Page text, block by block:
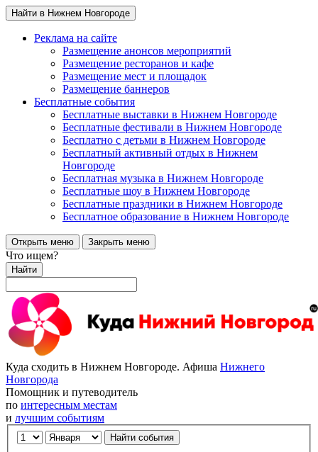
Найти в Нижнем Новгороде
Реклама на сайте
Размещение анонсов мероприятий
Размещение ресторанов и кафе
Размещение мест и площадок
Размещение баннеров
Бесплатные события
Бесплатные выставки в Нижнем Новгороде
Бесплатные фестивали в Нижнем Новгороде
Бесплатно с детьми в Нижнем Новгороде
Бесплатный активный отдых в Нижнем
Новгороде
Бесплатная музыка в Нижнем Новгороде
Бесплатные шоу в Нижнем Новгороде
Бесплатные праздники в Нижнем Новгороде
Бесплатное образование в Нижнем Новгороде
Открыть меню Закрыть меню
Что ищем?
Найти
Куда сходить в Нижнем Новгороде. Афиша Нижнего
Новгорода
Помощник и путеводитель
по интересным местам
и лучшим событиям